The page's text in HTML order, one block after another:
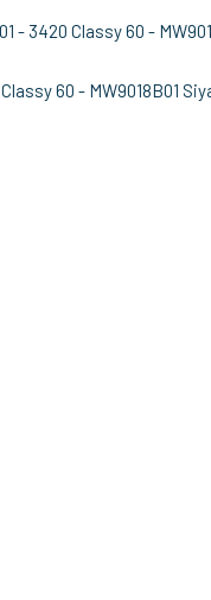
- 3420 Classy 60 -